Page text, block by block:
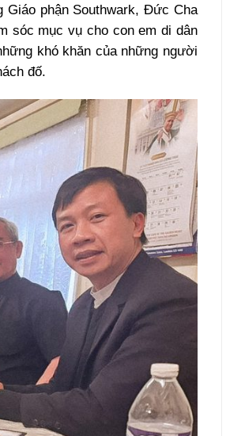
phận Southwark, Đức Cha
sóc mục vụ cho con em di dân
khó khăn của những người
đố.